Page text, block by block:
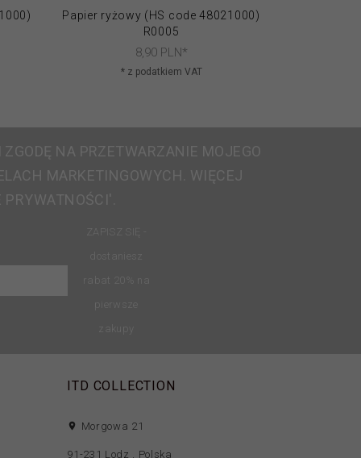
Papier ryżowy (HS code 48021000)
R0005
8,90 PLN*
* z podatkiem VAT
NA PRZETWARZANIE MOJEGO
MARKETINGOWYCH. WIĘCEJ
ZAPISZ SIĘ -
dostaniesz
rabat 20% na
pierwsze
zakupy
ITD COLLECTION
Morgowa 21
91-231 Lodz , Polska